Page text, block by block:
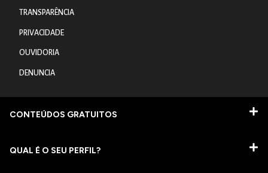
TRANSPARÊNCIA
PRIVACIDADE
OUVIDORIA
DENUNCIA
CONTEÚDOS GRATUITOS
QUAL É O SEU PERFIL?